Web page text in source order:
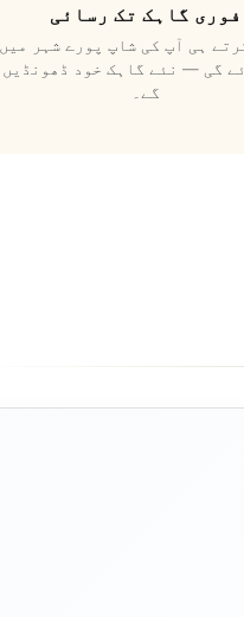
فوری گاہک تک رسائی
ہی آپ کی شاپ پورے شہر میں
گی — نئے گاہک خود ڈھونڈیں
گے۔